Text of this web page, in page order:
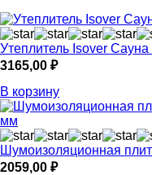
Утеплитель Isover
3165,00 ₽
В корзину
Шумоизоляционная
2059,00 ₽